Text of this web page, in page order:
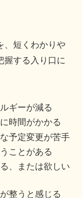
、短くわかりや
握する入り口に
ギーが減る
時間がかかる
予定変更が苦手
ことがある
、または欲しい
整うと感じる